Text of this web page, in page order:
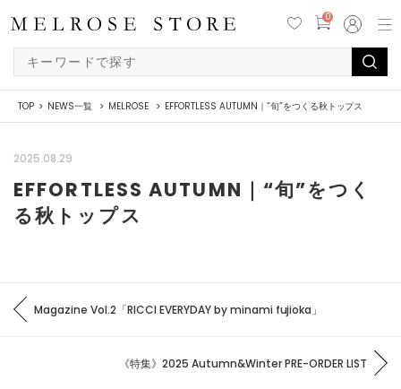
0
TOP NEWS一覧 MELROSE EFFORTLESS AUTUMN｜“旬”をつくる秋トップス
2025.08.29
EFFORTLESS AUTUMN｜“旬”をつく
る秋トップス
Magazine Vol.2「RICCI EVERYDAY by minami fujioka」
《特集》2025 Autumn&Winter PRE-ORDER LIST